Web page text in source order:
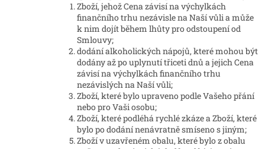
Zboží, jehož Cena závisí na výchylkách
finančního trhu nezávisle na Naší vůli a může
k nim dojít během lhůty pro odstoupení od
Smlouvy;
dodání alkoholických nápojů, které mohou být
dodány až po uplynutí třiceti dnů a jejich Cena
závisí na výchylkách finančního trhu
nezávislých na Naší vůli;
Zboží, které bylo upraveno podle Vašeho přání
nebo pro Vaši osobu;
Zboží, které podléhá rychlé zkáze a Zboží, které
bylo po dodání nenávratně smíseno s jiným;
Zboží v uzavřeném obalu, které bylo z obalu